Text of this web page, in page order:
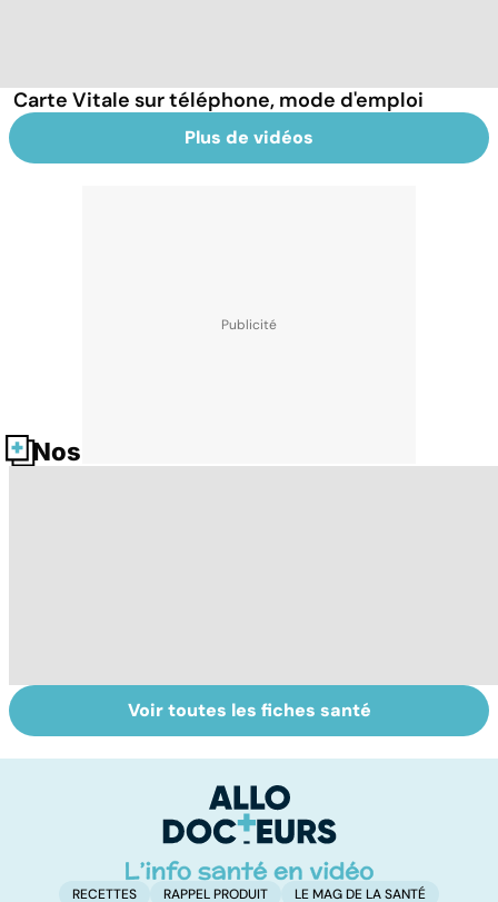
Carte Vitale sur téléphone, mode d'emploi
Plus de vidéos
Nos fiches santé
Faire du sport à
domicile, c'est
Don de gamètes :
le pour et le
levée de
l'anonymat
Voir toutes les fiches santé
RECETTES RAPPEL PRODUIT LE MAG DE LA SANTÉ